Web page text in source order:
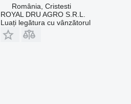
România, Cristesti
ROYAL DRU AGRO S.R.L.
Luați legătura cu vânzătorul